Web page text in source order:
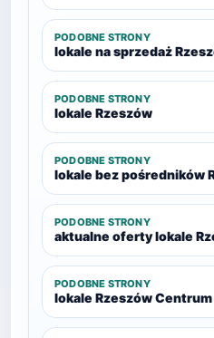
PODOBNE STRONY
lokale na sprzedaż
PODOBNE STRONY
lokale Rzeszów
PODOBNE STRONY
lokale bez pośredników
PODOBNE STRONY
aktualne oferty lokale
PODOBNE STRONY
lokale Rzeszów Centrum